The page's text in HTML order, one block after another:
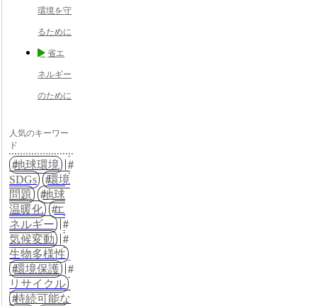
環境を守
るために
省エ
ネルギー
のために
人気のキーワー
ド
地球環境
SDGs
環境
問題
地球
温暖化
エ
ネルギー
気候変動
生物多様性
環境保護
リサイクル
持続可能な